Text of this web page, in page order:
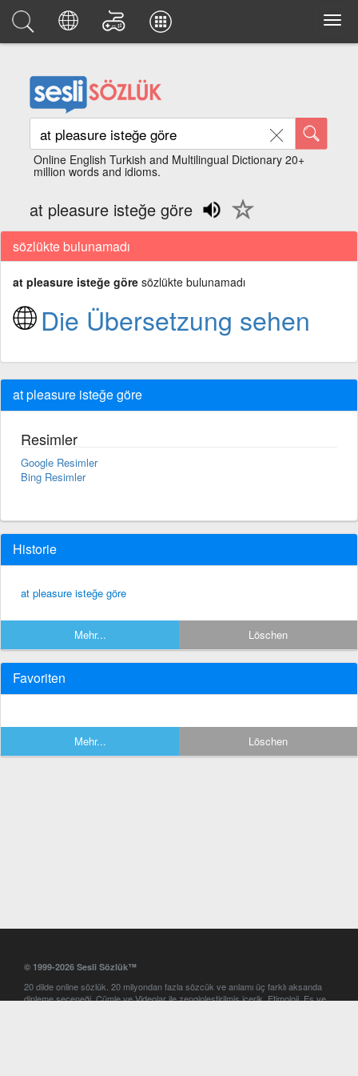
Online English Turkish and Multilingual Dictionary 20+
million words and idioms.
at pleasure isteğe göre
sözlükte bulunamadı
at pleasure isteğe göre sözlükte bulunamadı
Die Übersetzung sehen
at pleasure isteğe göre
Resimler
Google Resimler
Bing Resimler
Historie
at pleasure isteğe göre
Mehr... Löschen
Favoriten
Mehr... Löschen
© 1999-2026 Sesli Sözlük™
20 dilde online sözlük. 20 milyondan fazla sözcük ve anlamı üç farklı aksanda
dinleme seçeneği. Cümle ve Videolar ile zenginleştirilmiş içerik. Etimoloji, Eş ve